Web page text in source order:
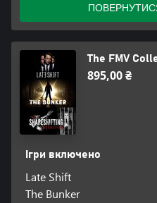
The FMV
895,00 ₴
Ігри включено
Late Shift
The Bunker